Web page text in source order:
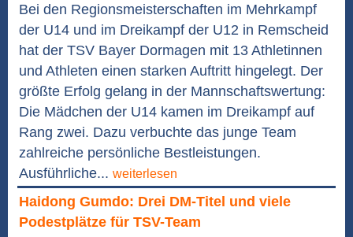
Bei den Regionsmeisterschaften im Mehrkampf
der U14 und im Dreikampf der U12 in Remscheid
hat der TSV Bayer Dormagen mit 13 Athletinnen
und Athleten einen starken Auftritt hingelegt. Der
größte Erfolg gelang in der Mannschaftswertung:
Die Mädchen der U14 kamen im Dreikampf auf
Rang zwei. Dazu verbuchte das junge Team
zahlreiche persönliche Bestleistungen.
Ausführliche... weiterlesen
Haidong Gumdo: Drei DM-Titel und viele
Podestplätze für TSV-Team